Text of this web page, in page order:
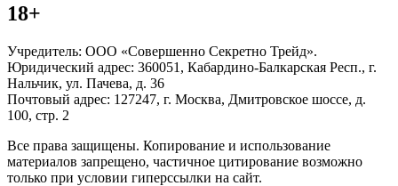
18+
Учредитель: ООО «Совершенно Секретно Трейд».
Юридический адрес: 360051, Кабардино-Балкарская Респ., г.
Нальчик, ул. Пачева, д. 36
Почтовый адрес: 127247, г. Москва, Дмитровское шоссе, д.
100, стр. 2
Все права защищены. Копирование и использование
материалов запрещено, частичное цитирование возможно
только при условии гиперссылки на сайт.